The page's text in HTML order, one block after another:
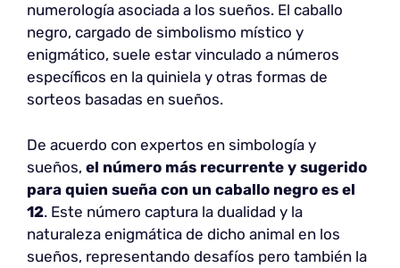
numerología asociada a los sueños. El caballo
negro, cargado de simbolismo místico y
enigmático, suele estar vinculado a números
específicos en la quiniela y otras formas de
sorteos basadas en sueños.
De acuerdo con expertos en simbología y
sueños, el número más recurrente y sugerido
para quien sueña con un caballo negro es el
12. Este número captura la dualidad y la
naturaleza enigmática de dicho animal en los
sueños, representando desafíos pero también la